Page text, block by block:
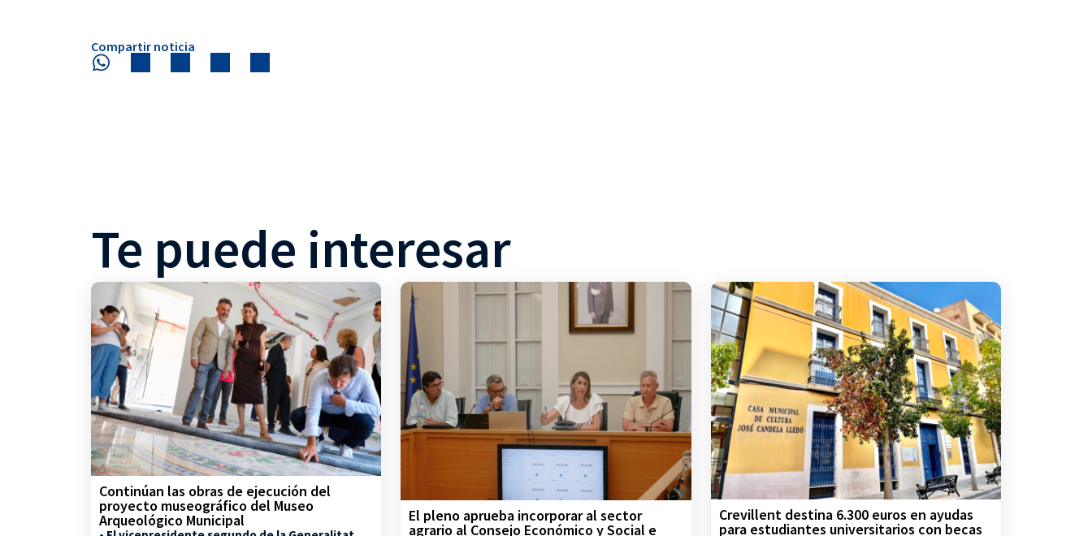
Compartir noticia
Te puede interesar
Continúan las obras de ejecución del
proyecto museográfico del Museo
Arqueológico Municipal El pleno aprueba incorporar al sector
agrario al Consejo Económico y Social e
Crevillent destina 6.300 euros en ayudas
para estudiantes universitarios con becas